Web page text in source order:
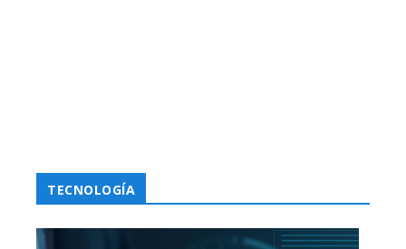
TECNOLOGÍA